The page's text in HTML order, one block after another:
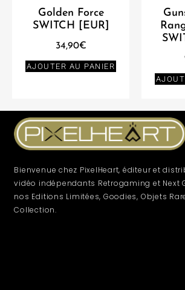
Golden Force
SWITCH [EUR]
34,90€
AJOUTER AU PANIER
Bienvenue chez PixelHeart, éditeur et
vidéo indépendants Retrogaming et Next
nos Editions Limitées, Goodies, Objets
Collection.